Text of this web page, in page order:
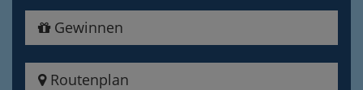
Gewinnen
Routenplan